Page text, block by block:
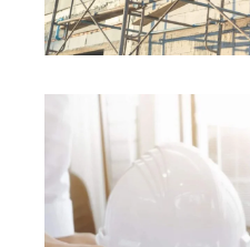
PIMUS